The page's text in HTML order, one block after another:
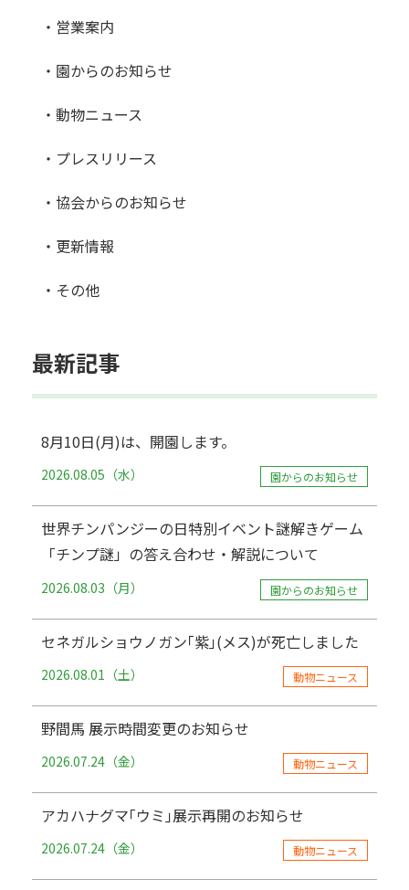
・営業案内
・園からのお知らせ
・動物ニュース
・プレスリリース
・協会からのお知らせ
・更新情報
・その他
最新記事
8月10日(月)は、開園します。
2026.08.05（水） 園からのお知らせ
世界チンパンジーの日特別イベント謎解きゲーム
「チンプ謎」の答え合わせ・解説について
2026.08.03（月） 園からのお知らせ
セネガルショウノガン｢紫｣(メス)が死亡しました
2026.08.01（土） 動物ニュース
野間馬 展示時間変更のお知らせ
2026.07.24（金） 動物ニュース
アカハナグマ｢ウミ｣展示再開のお知らせ
2026.07.24（金） 動物ニュース